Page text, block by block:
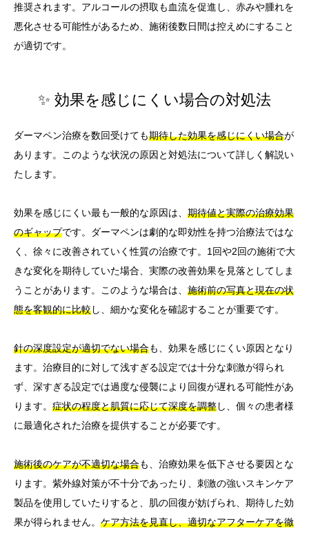
推奨されます。アルコールの摂取も血流を促進し、赤みや腫れを
悪化させる可能性があるため、施術後数日間は控えめにすること
が適切です。
✨ 効果を感じにくい場合の対処法
ダーマペン治療を数回受けても期待した効果を感じにくい場合が
あります。このような状況の原因と対処法について詳しく解説い
たします。
効果を感じにくい最も一般的な原因は、 期待値と実際の治療効果
のギャップです。ダーマペンは劇的な即効性を持つ治療法ではな
く、徐々に改善されていく性質の治療です。1回や2回の施術で大
きな変化を期待していた場合、実際の改善効果を見落としてしま
うことがあります。このような場合は、 施術前の写真と現在の状
態を客観的に比較し、細かな変化を確認することが重要です。
針の深度設定が適切でない場合も、効果を感じにくい原因となり
ます。治療目的に対して浅すぎる設定では十分な刺激が得られ
ず、深すぎる設定では過度な侵襲により回復が遅れる可能性があ
ります。 症状の程度と肌質に応じて深度を調整し、個々の患者様
に最適化された治療を提供することが必要です。
施術後のケアが不適切な場合も、治療効果を低下させる要因とな
ります。紫外線対策が不十分であったり、刺激の強いスキンケア
製品を使用していたりすると、肌の回復が妨げられ、期待した効
果が得られません。 ケア方法を見直し、適切なアフターケアを徹